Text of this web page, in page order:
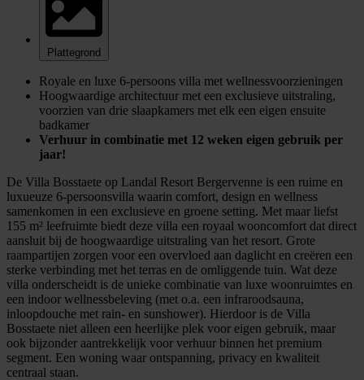
Plattegrond
Royale en luxe 6-persoons villa met wellnessvoorzieningen
Hoogwaardige architectuur met een exclusieve uitstraling,
voorzien van drie slaapkamers met elk een eigen ensuite
badkamer
Verhuur in combinatie met 12 weken eigen gebruik per
jaar!
De Villa Bosstaete op Landal Resort Bergervenne is een ruime en
luxueuze 6-persoonsvilla waarin comfort, design en wellness
samenkomen in een exclusieve en groene setting. Met maar liefst
155 m² leefruimte biedt deze villa een royaal wooncomfort dat direct
aansluit bij de hoogwaardige uitstraling van het resort. Grote
raampartijen zorgen voor een overvloed aan daglicht en creëren een
sterke verbinding met het terras en de omliggende tuin. Wat deze
villa onderscheidt is de unieke combinatie van luxe woonruimtes en
een indoor wellnessbeleving (met o.a. een infraroodsauna,
inloopdouche met rain- en sunshower). Hierdoor is de Villa
Bosstaete niet alleen een heerlijke plek voor eigen gebruik, maar
ook bijzonder aantrekkelijk voor verhuur binnen het premium
segment. Een woning waar ontspanning, privacy en kwaliteit
centraal staan.